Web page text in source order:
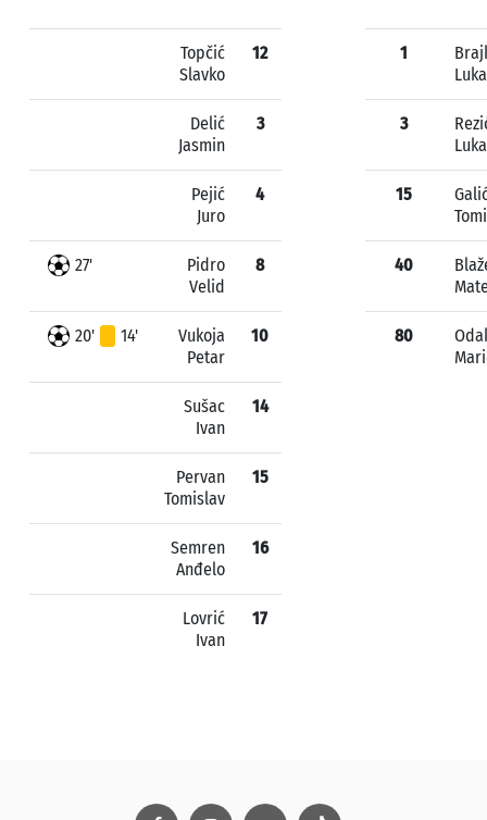
Topčić
Slavko
12
Delić
Jasmin
3
Pejić
Juro
4
27'
Pidro
Velid
8
20' 14'
Vukoja
Petar
10
Sušac
Ivan
14
Pervan
Tomislav
15
Semren
Anđelo
16
Lovrić
Ivan
17
1
Luka
3
Luka
15
40
80